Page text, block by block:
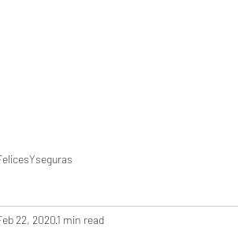
22, 20201 min read